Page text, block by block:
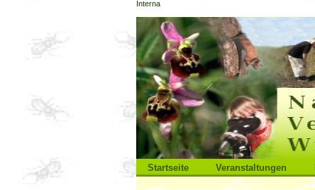
Direkt
zum
Inhalt
|
Direkt
zur
Navigation
Sektionen
Startseite Veranstaltungen
Interna